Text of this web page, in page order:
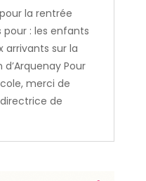
la rentrée
: les enfants
arrivants sur la
Pour
merci de
de